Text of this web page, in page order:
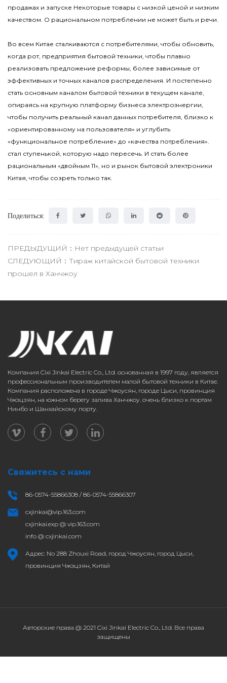
продажах и запуске Некоторые товары с низкой ценой и низким
качеством. О рациональном потреблении не может быть и речи.
Во всем Китае сталкиваются с потребителями, чтобы обновить,
когда рот, предприятия бытовой техники, чтобы плавно
реализовать предложение реформы, более зависимые от
эффективных и точных каналов распределения. И постепенно
стать основным каналом бытовой техники в текущем канале,
опираясь на крупную платформу бизнеса электроэнергии,
чтобы получить реальный канал данных потребителя, близко к
«ориентированному на пользователя» и углубить
«функциональное потребление» до «качества потребления».
стал ступенькой, которую надо пересечь. И стать более
рациональным «двойным 11», но и рынок бытовой электроники
Китая, чтобы созреть только так.
Поделиться:
ПРЕДЫДУЩИЙ：Нет предыдущей статьи
СЛЕДУЮЩИЙ：Тираж китайской бытовой техники
прошел в Ханчжоу
Компания Cixi Jinkai Electric Co., Ltd. основанная в 1997 году, является
профессиональным производителем малой бытовой техники в Китае.
Компания расположена в городе Чжоусян, городе Цыси, провинция
Чжэцзян, на южном берегу залива Ханчжоу. очень близко к портам
Нинбо и Шанхайскому порту.
Свяжитесь с нами
86-0574-55866308 / 86-0574-55866307
cxjinkai@vip.163.com
cxjinkai.exp @ vip.163.com
info @ cxjinkai.com
Адрес: No 288 Zhouxi Road, город Чжоусян, город Цыси,
провинция Чжэцзян, Китай
Авторские права @ 2021 Cixi Jinkai Electric Co., Ltd. Все права
защищены